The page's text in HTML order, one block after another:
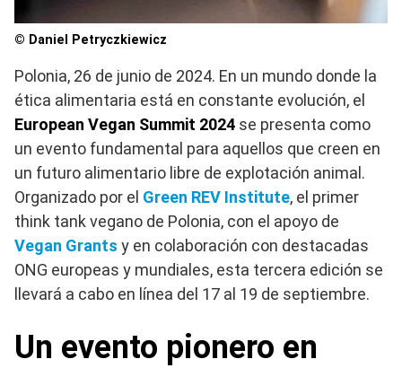
© Daniel Petryczkiewicz
Polonia, 26 de junio de 2024. En un mundo donde la
ética alimentaria está en constante evolución, el
European Vegan Summit 2024 se presenta como
un evento fundamental para aquellos que creen en
un futuro alimentario libre de explotación animal.
Organizado por el Green REV Institute, el primer
think tank vegano de Polonia, con el apoyo de
Vegan Grants y en colaboración con destacadas
ONG europeas y mundiales, esta tercera edición se
llevará a cabo en línea del 17 al 19 de septiembre.
Un evento pionero en